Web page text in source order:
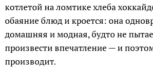
котлетой на ломтике хлеба
обаяние блюд и кроется: она
домашняя и модная, будто не
произвести впечатление — и
производит.